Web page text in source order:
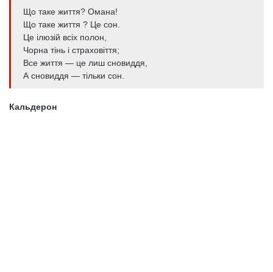
Що таке життя? Омана!
Що таке життя ? Це сон.
Це ілюзій всіх полон,
Чорна тінь і страховіття;
Все життя — це лиш сновиддя,
А сновиддя — тільки сон.
Кальдерон